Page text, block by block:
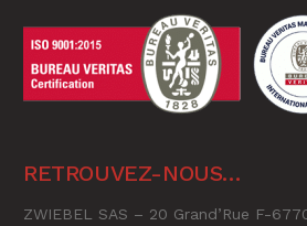
RETROUVEZ-NOUS…
ZWIEBEL SAS – 20 Grand’Rue F-